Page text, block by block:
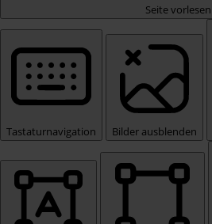
Seite vorlesen
Tastaturnavigation Bilder ausblenden